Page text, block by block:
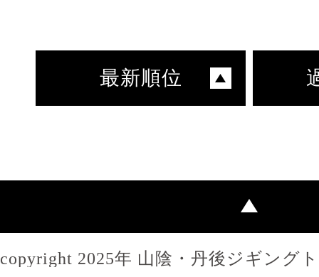
最新順位
copyright 2025年 山陰・丹後ジギング